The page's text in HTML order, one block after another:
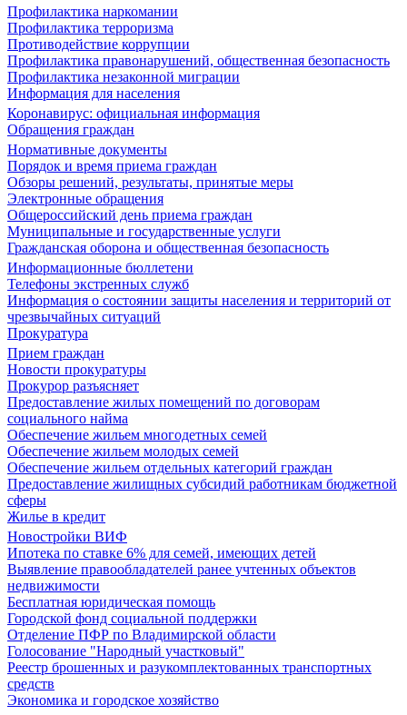
Профилактика наркомании
Профилактика терроризма
Противодействие коррупции
Профилактика правонарушений, общественная безопасность
Профилактика незаконной миграции
Информация для населения
Коронавирус: официальная информация
Обращения граждан
Нормативные документы
Порядок и время приема граждан
Обзоры решений, результаты, принятые меры
Электронные обращения
Общероссийский день приема граждан
Муниципальные и государственные услуги
Гражданская оборона и общественная безопасность
Информационные бюллетени
Телефоны экстренных служб
Информация о состоянии защиты населения и территорий от
чрезвычайных ситуаций
Прокуратура
Прием граждан
Новости прокуратуры
Прокурор разъясняет
Предоставление жилых помещений по договорам
социального найма
Обеспечение жильем многодетных семей
Обеспечение жильем молодых семей
Обеспечение жильем отдельных категорий граждан
Предоставление жилищных субсидий работникам бюджетной
сферы
Жилье в кредит
Новостройки ВИФ
Ипотека по ставке 6% для семей, имеющих детей
Выявление правообладателей ранее учтенных объектов
недвижимости
Бесплатная юридическая помощь
Городской фонд социальной поддержки
Отделение ПФР по Владимирской области
Голосование "Народный участковый"
Реестр брошенных и разукомплектованных транспортных
средств
Экономика и городское хозяйство